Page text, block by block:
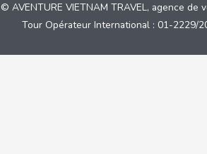
© AVENTURE VIETNAM TRAVEL, agence de
Tour Opérateur International : 01-2229/